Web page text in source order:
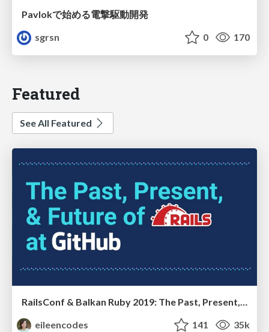
Pavlokで始める電撃駆動開発
sgrsn
0 170
Featured
See All Featured
RailsConf & Balkan Ruby 2019: The Past, Present, and Future of Rails at GitHub
eileencodes
141 35k